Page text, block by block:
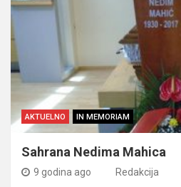
AKTUELNO IN MEMORIAM
Sahrana Nedima Mahica
9 godina ago Redakcija